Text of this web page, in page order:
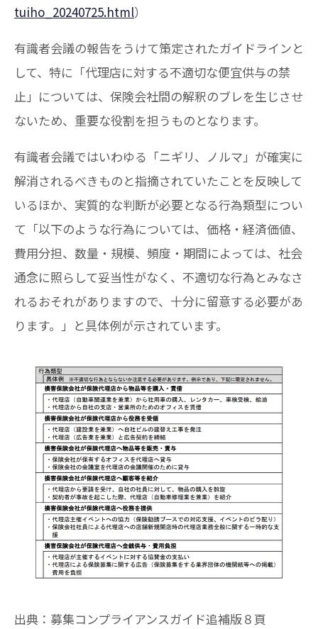
tuiho_20240725.html）
有識者会議の報告をうけて策定されたガイドラインと
して、特に「代理店に対する不適切な便宜供与の禁
止」については、保険会社間の解釈のブレを生じさせ
ないため、重要な役割を担うものとなります。
有識者会議ではいわゆる「ニギリ、ノルマ」が確実に
解消されるべきものと指摘されていたことを反映して
いるほか、実質的な判断が必要となる行為類型につい
て「以下のような行為については、価格・経済価値、
費用分担、数量・規模、頻度・期間によっては、社会
通念に照らして妥当性がなく、不適切な行為とみなさ
れるおそれがありますので、十分に留意する必要があ
ります。」と具体例が示されています。
出典：募集コンプライアンスガイド追補版８頁